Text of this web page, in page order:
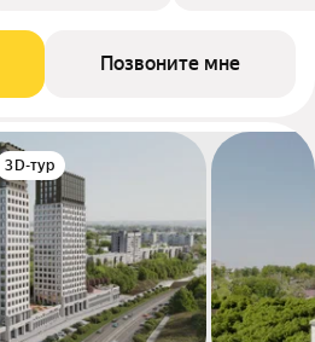
Позвоните мне
3D-тур